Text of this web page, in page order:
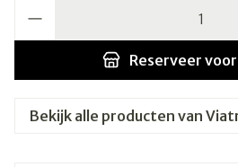
Reserveer
Bekijk alle producten van